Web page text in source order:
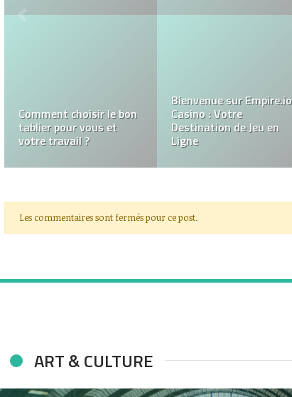
cabinet de conseil
agroalimentaire en
France
Choisir l’étiquetage à la
source pour augmenter
la sécurité de la vente
au détail
Les commentaires sont fermés pour ce post.
ART & CULTURE